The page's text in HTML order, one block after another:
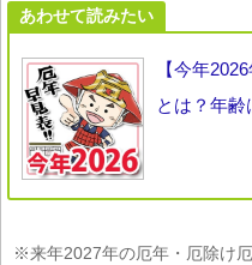
あわせて読みたい
【今年
とは？年
※来年2027年の厄年・厄除け